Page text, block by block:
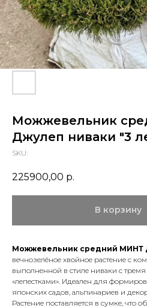
Можжевельник
Джулеп ниваки "3
SKU:
225900,00 р.
В корзину
Можжевельник средний МИНТ
вечнозелёное хвойное растение с
выполненной в стиле ниваки с
«лепестками». Идеален для
японских садов, альпинариев и
Растение поставляется в сумке, что